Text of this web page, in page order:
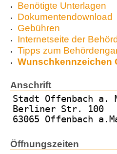
Benötigte Unterlagen
Dokumentendownload
Gebühren
Internetseite der
Tipps zum
Wunschkennzeichen
Anschrift
Stadt Offenbach a.
Berliner Str. 100
63065 Offenbach
Öffnungszeiten